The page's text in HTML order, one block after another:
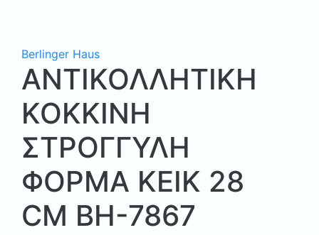
Berlinger Haus
ΑΝΤΙΚΟΛΛΗΤΙΚΗ
ΚΟΚΚΙΝΗ
ΣΤΡΟΓΓΥΛΗ
ΦΟΡΜΑ ΚΕΙΚ 28
CM BH-7867